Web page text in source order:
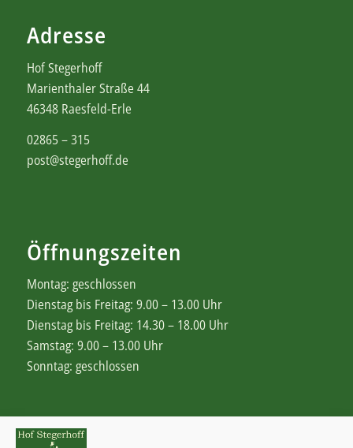
Adresse
Hof Stegerhoff
Marienthaler Straße 44
46348 Raesfeld-Erle
02865 – 315
post@stegerhoff.de
Öffnungszeiten
Montag: geschlossen
Dienstag bis Freitag: 9.00 – 13.00 Uhr
Dienstag bis Freitag: 14.30 – 18.00 Uhr
Samstag: 9.00 – 13.00 Uhr
Sonntag: geschlossen